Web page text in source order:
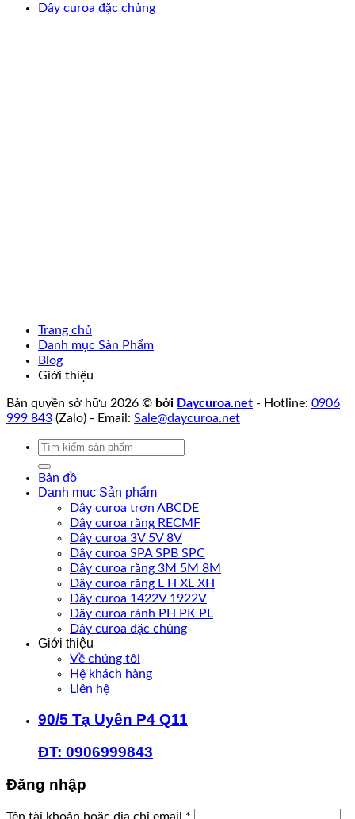
Dây curoa đặc chủng
Trang chủ
Danh mục Sản Phẩm
Blog
Giới thiệu
Bản quyền sở hữu 2026 © bởi Daycuroa.net - Hotline: 0906
999 843 (Zalo) - Email: Sale@daycuroa.net
Tìm
Bản đồ
Danh mục Sản phẩm
Dây curoa trơn ABCDE
Dây curoa răng RECMF
Dây curoa 3V 5V 8V
Dây curoa SPA SPB SPC
Dây curoa răng 3M 5M 8M
Dây curoa răng L H XL XH
Dây curoa 1422V 1922V
Dây curoa rảnh PH PK PL
Dây curoa đặc chủng
Giới thiệu
Về chúng tôi
Hệ khách hàng
Liên hệ
90/5 Tạ Uyên P4 Q11
ĐT: 0906999843
Đăng nhập
Tên tài khoản hoặc địa chỉ email *